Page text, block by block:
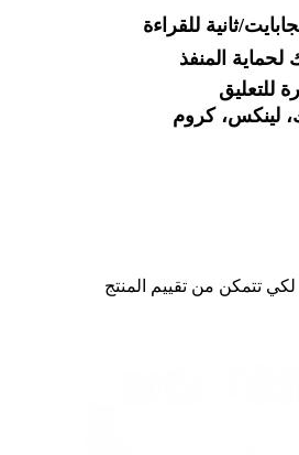
المنفذ
للتعليق
لينكس، كروم
لكي تتمكن من تقييم المنتج